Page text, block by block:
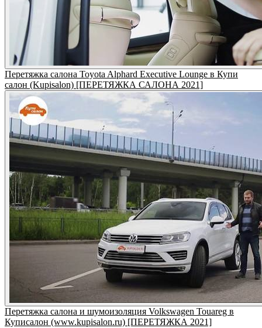
Перетяжка салона Toyota Alphard Executive Lounge в Купи
салон (Kupisalon) [ПЕРЕТЯЖКА САЛОНА 2021]
Перетяжка салона и шумоизоляция Volkswagen Touareg в
Куписалон (www.kupisalon.ru) [ПЕРЕТЯЖКА 2021]